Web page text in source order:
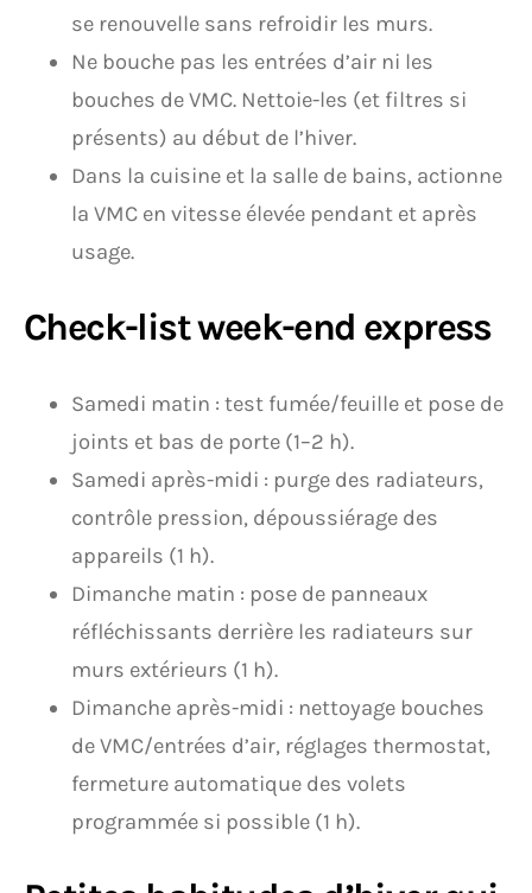
se renouvelle sans refroidir les murs.
Ne bouche pas les entrées d’air ni les
bouches de VMC. Nettoie-les (et filtres si
présents) au début de l’hiver.
Dans la cuisine et la salle de bains, actionne
la VMC en vitesse élevée pendant et après
usage.
Check-list week-end express
Samedi matin : test fumée/feuille et pose de
joints et bas de porte (1–2 h).
Samedi après-midi : purge des radiateurs,
contrôle pression, dépoussiérage des
appareils (1 h).
Dimanche matin : pose de panneaux
réfléchissants derrière les radiateurs sur
murs extérieurs (1 h).
Dimanche après-midi : nettoyage bouches
de VMC/entrées d’air, réglages thermostat,
fermeture automatique des volets
programmée si possible (1 h).